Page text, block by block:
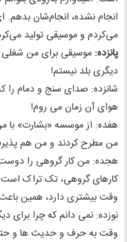
انجام نشده، انجام‌شان بدهم.
می‌کردم و موسیقی تولید
پانزده: موسیقی برای من شغلی
دیگری بلد نیستم!
شانزده: صدای سنج و دمام را
هوای آن زمان می روم!
هفده: از موسسه «بشارت» با
من مطرح کردند و من هم
هجده: من کار گروهی را دوست
کارهای گروهی، تک تراک است
وقت بیشتری دارد، همین
نوزده: نمی دانم که چرا
وقت به حرف و حدیث ها و